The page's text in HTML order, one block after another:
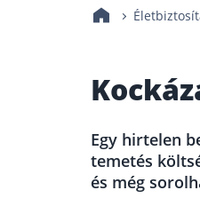
Egy hirtelen
temetés
és még